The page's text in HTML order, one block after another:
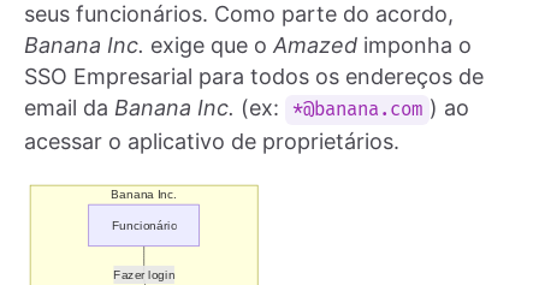
seus funcionários. Como parte do acordo,
Banana Inc. exige que o Amazed imponha o
SSO Empresarial para todos os endereços de
email da Banana Inc. (ex: *@banana.com ) ao
acessar o aplicativo de proprietários.